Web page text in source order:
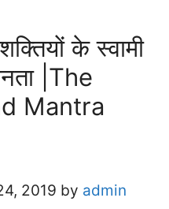
के स्वामी
|The
Mantra
2019 by admin